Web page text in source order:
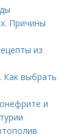
Причины
из
Как выбрать
и